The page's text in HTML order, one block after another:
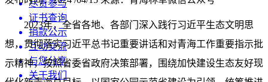
尽责参与
证书查询
捐款公示
互动交流
与您分享
关于我们
2023年，全省各地、各部门深入践行习近平生态文明思
想，贯彻落实习近平总书记重要讲话和对青海工作重要指示批
示精神，按照省委省政府决策部署，围绕加快建设生态友好现